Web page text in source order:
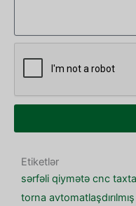
Etiketlər
sərfəli qiymətə cnc
torna